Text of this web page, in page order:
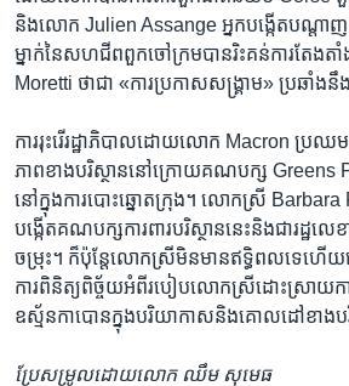
និង​លោក​ Julien Assange ​អ្នក​បង្កើត​បណ្តា
ម្នាក់​នៃ​សហជីព​ពួក​ចៅក្រម​បាន​រិះគន់​ការ​តែង
Moretti ​ថា​ជា​ «ការ​ប្រកាស​សង្គ្រាម» ​ប្រឆាំង​នឹ
ការ​រុះ​រើ​រដ្ឋាភិបាល​ដោយ​លោក ​Macron ​ប្រឈ
ភាព​ខាង​បរិស្ថាន​នៅ​ក្រោយ​គណបក្ស​ Greens
នៅ​ក្នុង​ការ​បោះឆ្នោត​ក្រុង។​ លោក​ស្រី​
បង្កើត​គណបក្ស​ការ​ពារ​បរិស្ថាន​នេះ​និង​ជា​រដ្ឋ​លេ
ចម្រុះ។ ​ក៏​ប៉ុន្តែ​លោក​ស្រី​មិន​មាន​ឥទ្ធិពល​ទេ​ហ
ការ​ពិនិត្យ​ពិច័្ចយ​អំពី​របៀប​លោកស្រី​ដោះស្រាយ​កា
ឧស្ម័ន​កាបោន​ក្នុង​បរិយាកាស​និង​គោល​ដៅ​ខាង​ប
ប្រែសម្រូល​ដោយ​លោក​ ឈឹម សុមេធ​